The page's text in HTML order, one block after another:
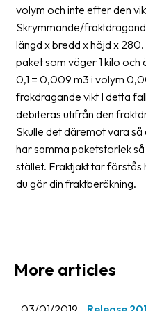
Packing
Shipping
documents
Printer
settings
Customs
declarations
Delivery
terms
Downloads
volym och inte efter den
Skrymmande/
längd x bredd x höjd x
paket som väger 1 kilo
0,1 = 0,009 m3 i volym
frakdragande vikt I detta
debiteras utifrån den
Skulle det däremot vara
har samma paketstorlek
stället. Fraktjakt tar förstås
du gör din fraktberäkning.
More articles